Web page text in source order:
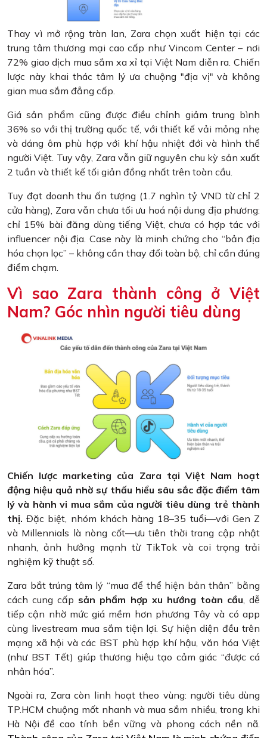
Thay vì mở rộng tràn lan, Zara chọn xuất hiện tại các
trung tâm thương mại cao cấp như Vincom Center – nơi
72% giao dịch mua sắm xa xỉ tại Việt Nam diễn ra. Chiến
lược này khai thác tâm lý ưa chuộng "địa vị" và không
gian mua sắm đẳng cấp.
Giá sản phẩm cũng được điều chỉnh giảm trung bình
36% so với thị trường quốc tế, với thiết kế vải mỏng nhẹ
và dáng ôm phù hợp với khí hậu nhiệt đới và hình thể
người Việt. Tuy vậy, Zara vẫn giữ nguyên chu kỳ sản xuất
2 tuần và thiết kế tối giản đồng nhất trên toàn cầu.
Tuy đạt doanh thu ấn tượng (1.7 nghìn tỷ VND từ chỉ 2
cửa hàng), Zara vẫn chưa tối ưu hoá nội dung địa phương:
chỉ 15% bài đăng dùng tiếng Việt, chưa có hợp tác với
influencer nội địa. Case này là minh chứng cho “bản địa
hóa chọn lọc” – không cần thay đổi toàn bộ, chỉ cần đúng
điểm chạm.
Vì sao Zara thành công ở Việt
Nam? Góc nhìn người tiêu dùng
Chiến lược marketing của Zara tại Việt Nam hoạt
động hiệu quả nhờ sự thấu hiểu sâu sắc đặc điểm tâm
lý và hành vi mua sắm của người tiêu dùng trẻ thành
thị. Đặc biệt, nhóm khách hàng 18–35 tuổi—với Gen Z
và Millennials là nòng cốt—ưu tiên thời trang cập nhật
nhanh, ảnh hưởng mạnh từ TikTok và coi trọng trải
nghiệm kỹ thuật số.
Zara bắt trúng tâm lý “mua để thể hiện bản thân” bằng
cách cung cấp sản phẩm hợp xu hướng toàn cầu , dễ
tiếp cận nhờ mức giá mềm hơn phương Tây và có app
cùng livestream mua sắm tiện lợi. Sự hiện diện đều trên
mạng xã hội và các BST phù hợp khí hậu, văn hóa Việt
(như BST Tết) giúp thương hiệu tạo cảm giác “được cá
nhân hóa”.
Ngoài ra, Zara còn linh hoạt theo vùng: người tiêu dùng
TP.HCM chuộng mốt nhanh và mua sắm nhiều, trong khi
Hà Nội đề cao tính bền vững và phong cách nền nã.